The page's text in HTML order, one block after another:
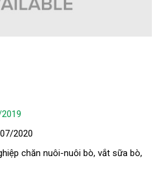
2020
chăn nuôi-nuôi bò, vắt sữa bò,